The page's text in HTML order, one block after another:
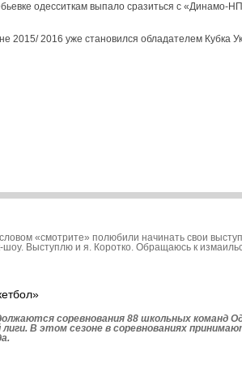
одесситкам выпало сразиться с «Динамо-
2016 уже становился обладателем Кубка
«смотрите» полюбили начинать свои
шоу. Выступлю и я. Коротко. Обращаюсь к
соревнования 88 школьных команд
В этом сезоне в соревнованиях